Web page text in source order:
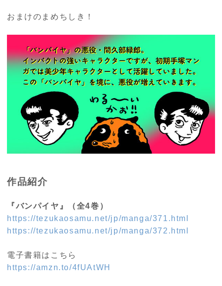
おまけのまめちしき！
作品紹介
『バンパイヤ』（全4巻）
https://tezukaosamu.net/jp/manga/371.html
https://tezukaosamu.net/jp/manga/372.html
電子書籍はこちら
https://amzn.to/4fUAtWH